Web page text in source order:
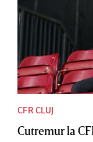
CFR CLUJ
Cutremur la